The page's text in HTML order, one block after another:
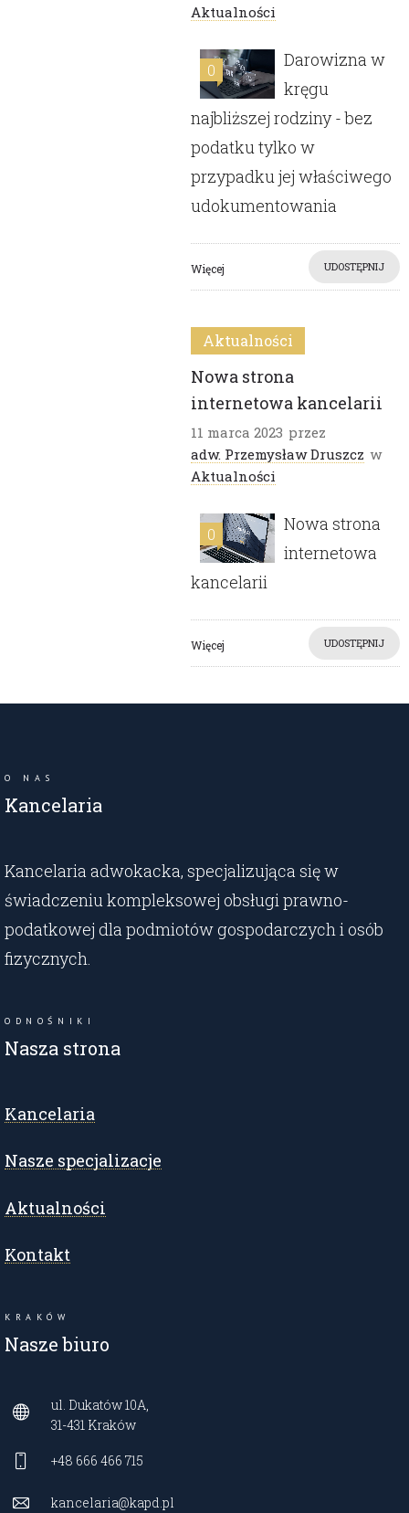
Aktualności
0
Darowizna w
kręgu
najbliższej rodziny - bez
podatku tylko w
przypadku jej właściwego
udokumentowania
Więcej UDOSTĘPNIJ
Aktualności
Nowa strona
internetowa kancelarii
11 marca 2023 przez
adw. Przemysław Druszcz w
Aktualności
0
Nowa strona
internetowa
kancelarii
Więcej UDOSTĘPNIJ
O NAS
Kancelaria
Kancelaria adwokacka, specjalizująca się w
świadczeniu kompleksowej obsługi prawno-
podatkowej dla podmiotów gospodarczych i osób
fizycznych.
ODNOŚNIKI
Nasza strona
Kancelaria
Nasze specjalizacje
Aktualności
Kontakt
KRAKÓW
Nasze biuro
ul. Dukatów 10A,
31-431 Kraków
+48 666 466 715
kancelaria@kapd.pl